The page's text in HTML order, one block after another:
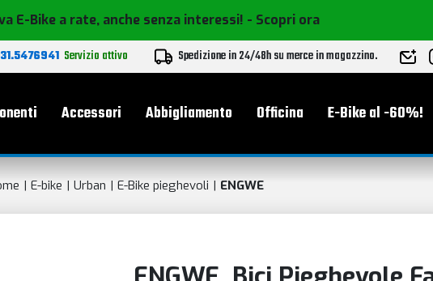
E-Bike a rate, anche senza interessi! - Scopri ora
Servizio attivo Spedizione in 24/48h su merce in magazzino.
Accessori Abbigliamento Officina E-Bike al -60%!
E-bike Urban E-Bike pieghevoli ENGWE